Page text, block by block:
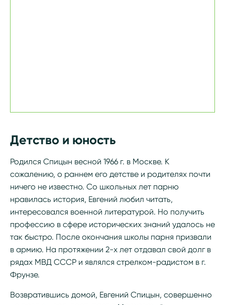
Детство и юность
Родился Спицын весной 1966 г. в Москве. К
сожалению, о раннем его детстве и родителях почти
ничего не известно. Со школьных лет парню
нравилась история, Евгений любил читать,
интересовался военной литературой. Но получить
профессию в сфере исторических знаний удалось не
так быстро. После окончания школы парня призвали
в армию. На протяжении 2-х лет отдавал свой долг в
рядах МВД СССР и являлся стрелком-радистом в г.
Фрунзе.
Возвратившись домой, Евгений Спицын, совершенно